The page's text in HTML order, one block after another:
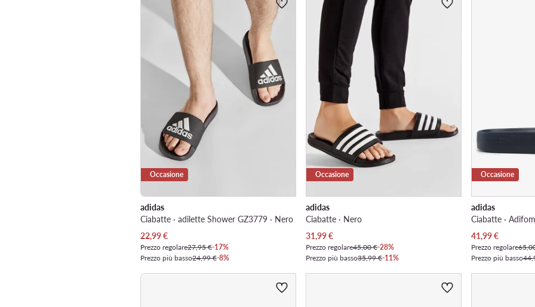
Occasione
adidas
Ciabatte · adilette Shower GZ3779 · Nero
Prezzo attuale
22,99€
Prezzo regolare27,95 €-17%
Prezzo più basso24,99 €-8%
Occasione
adidas
Ciabatte · Nero
Prezzo attuale
31,99€
Prezzo regolare45,00 €-28%
Prezzo più basso35,99 €-11%
Occasione
adidas
Prezzo attuale
41,99€
Prezzo regolare
Prezzo più basso